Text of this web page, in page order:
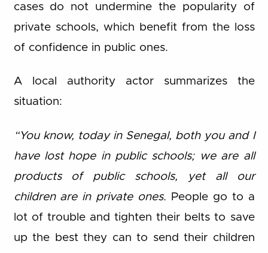
cases do not undermine the popularity of
private schools, which benefit from the loss
of confidence in public ones.
A local authority actor summarizes the
situation:
“You know, today in Senegal, both you and I
have lost hope in public schools; we are all
products of public schools, yet all our
children are in private ones.
People go to a
lot of trouble and tighten their belts to save
up the best they can to send their children